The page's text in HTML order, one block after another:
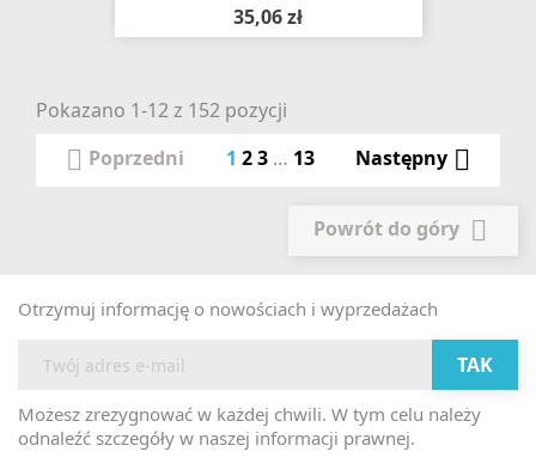
35,06 zł
Pokazano 1-12 z 152 pozycji
 Poprzedni 1 23 … 13 Następny 
Powrót do góry 
Otrzymuj informację o nowościach i wyprzedażach
Możesz zrezygnować w każdej chwili. W tym celu należy
odnaleźć szczegóły w naszej informacji prawnej.